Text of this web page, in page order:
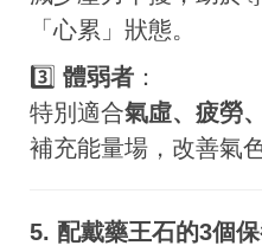
「心累」狀態。
3️⃣ 體弱者 ：
特別適合氣虛、疲勞
補充能量場，改善氣色
5. 配戴藥王石的3個